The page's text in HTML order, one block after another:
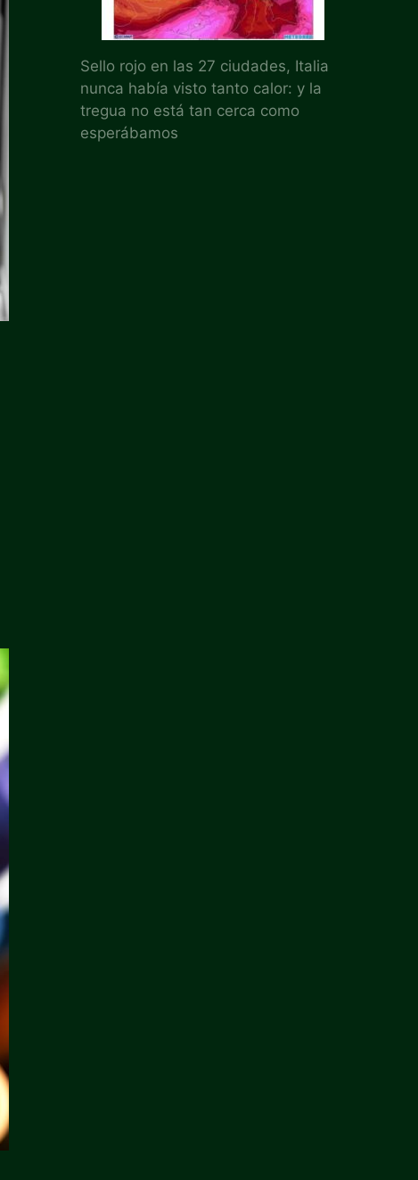
Sello rojo en las 27 ciudades, Italia
nunca había visto tanto calor: y la
tregua no está tan cerca como
esperábamos